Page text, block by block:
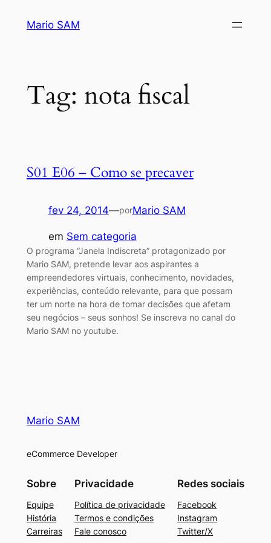
Mario SAM
Tag: nota fiscal
S01 E06 – Como se precaver
fev 24, 2014—porMario SAM
em Sem categoria
O programa “Janela Indiscreta” protagonizado por
Mario SAM, pretende levar aos aspirantes a
empreendedores virtuais, conhecimento, novidades,
experiências, conteúdo relevante, para que possam
ter um norte na hora de tomar decisões que afetam
seu negócios – seus sonhos! Se inscreva no canal do
Mario SAM no youtube.
Mario SAM
eCommerce Developer
Sobre
Equipe
História
Carreiras
Privacidade
Política de privacidade
Termos e condições
Fale conosco
Redes sociais
Facebook
Instagram
Twitter/X